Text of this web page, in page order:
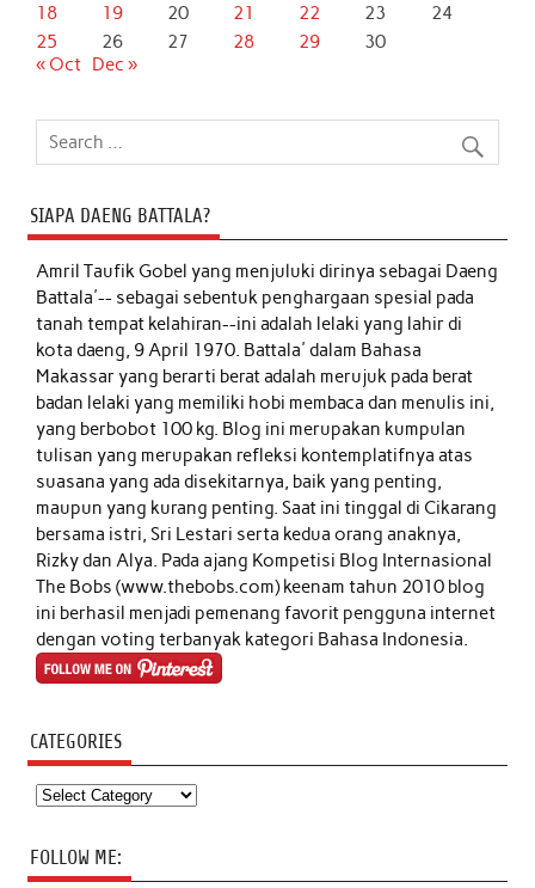
18
19 20 21 22 23
24
25
26 27 28 29
30
« Oct Dec »
SIAPA DAENG BATTALA?
Amril Taufik Gobelyang menjuluki dirinya sebagai Daeng
Battala'-- sebagai sebentuk penghargaan spesial pada
tanah tempat kelahiran--ini adalah lelaki yang lahir di
kota daeng, 9 April 1970. Battala' dalam Bahasa
Makassar yang berarti berat adalah merujuk pada berat
badan lelaki yang memiliki hobi membaca dan menulis ini,
yang berbobot 100 kg. Blog ini merupakan kumpulan
tulisan yang merupakan refleksi kontemplatifnya atas
suasana yang ada disekitarnya, baik yang penting,
maupun yang kurang penting. Saat ini tinggal di Cikarang
bersama istri, Sri Lestari serta kedua orang anaknya,
Rizky dan Alya. Pada ajang Kompetisi Blog Internasional
The Bobs (www.thebobs.com) keenam tahun 2010 blog
ini berhasil menjadi pemenang favorit pengguna internet
dengan voting terbanyak kategori Bahasa Indonesia.
CATEGORIES
Categories
FOLLOW ME: